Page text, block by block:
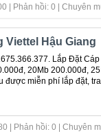
| Phản hồi: 0 | Chuyên
Viettel Hậu Giang
Lắp Đặt
20Mb 200.000đ,
được miễn phí lắp đặt,
| Phản hồi: 0 | Chuyên